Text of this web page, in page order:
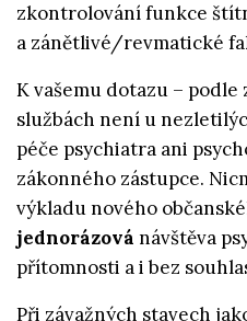
zkontrolování funkce
a zánětlivé/revmatické
K vašemu dotazu –
službách není u
péče psychiatra ani
zákonného zástupce.
výkladu nového
jednorázová návštěva
přítomnosti a i bez
Při závažných stavech